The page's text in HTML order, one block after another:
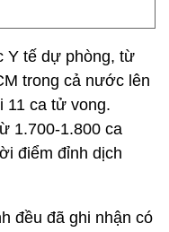
Y tế dự phòng, từ
trong cả nước lên
ca tử vong.
1.700-1.800 ca
điểm đỉnh dịch
đều đã ghi nhận có